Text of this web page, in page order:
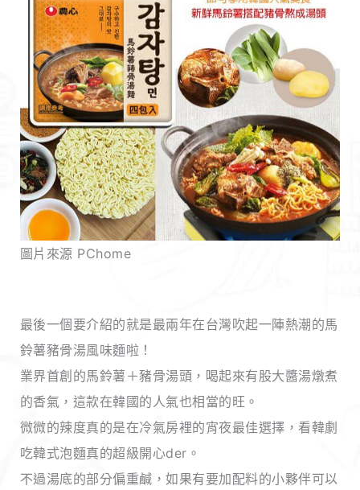
圖片來源 PChome
最後一個要介紹的就是最兩年在台灣吹起一陣熱潮的馬
鈴薯豬骨湯風味麵啦！
業界首創的馬鈴薯＋豬骨湯頭，喝起來有股大醬湯燉煮
的香氣，這款在韓國的人氣也相當的旺。
微微的辣度真的是在冷氣房裡的宵夜最佳選擇，看韓劇
吃韓式泡麵真的超級開心der。
不過湯底的部分偏重鹹，如果有要加配料的小夥伴可以